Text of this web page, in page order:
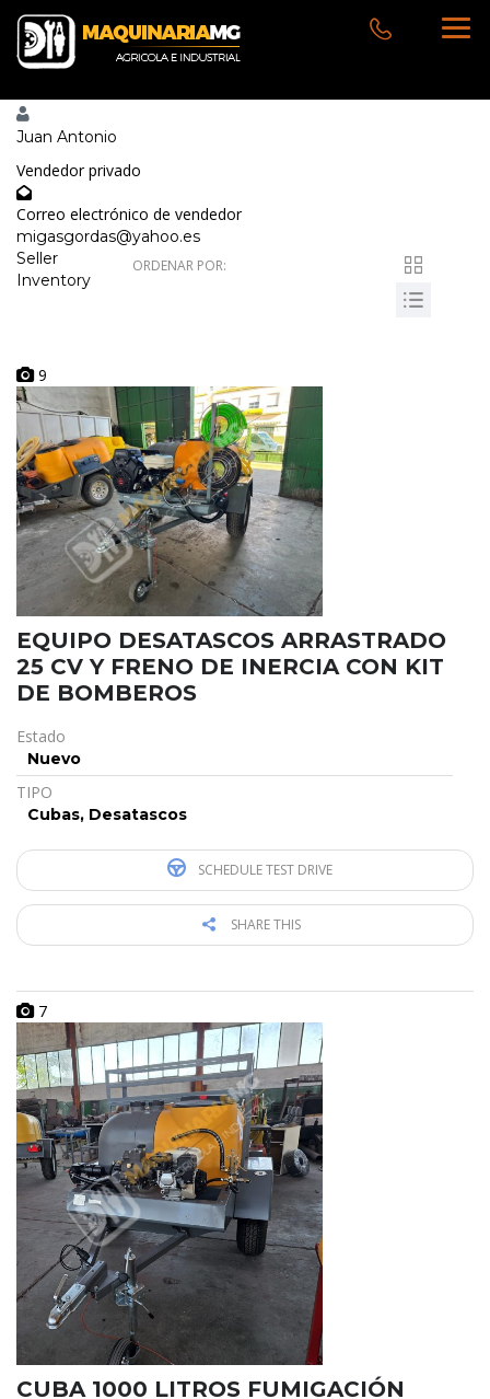
Juan Antonio
Vendedor privado
Correo electrónico de vendedor
migasgordas@yahoo.es
Seller
Inventory
ORDENAR POR:
9
EQUIPO DESATASCOS ARRASTRADO
25 CV Y FRENO DE INERCIA CON KIT
DE BOMBEROS
Estado
Nuevo
TIPO
Cubas, Desatascos
SCHEDULE TEST DRIVE
SHARE THIS
7
CUBA 1000 LITROS FUMIGACIÓN